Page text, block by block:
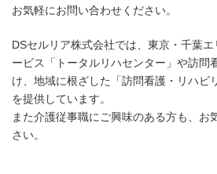
お気軽にお問い合わせください。
DSセルリア株式会社では、東京・千葉
ービス「トータルリハセンター」や訪問
け、地域に根ざした「訪問看護・リハビ
を提供しています。
また介護従事職にご興味のある方も、お
さい。